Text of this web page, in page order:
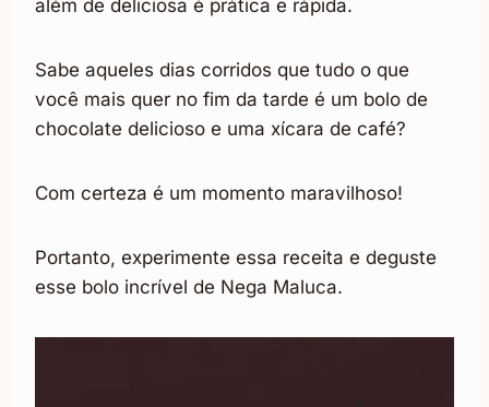
além de deliciosa é prática e rápida.
Sabe aqueles dias corridos que tudo o que
você mais quer no fim da tarde é um bolo de
chocolate delicioso e uma xícara de café?
Com certeza é um momento maravilhoso!
Portanto, experimente essa receita e deguste
esse bolo incrível de Nega Maluca.